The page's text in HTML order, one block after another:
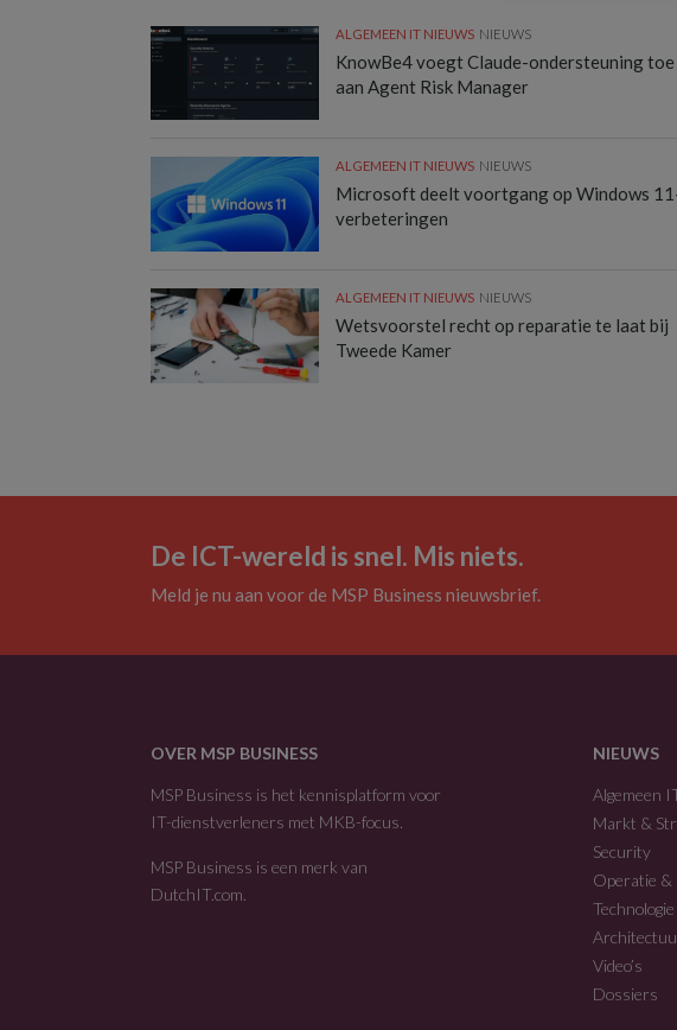
ALGEMEEN IT NIEUWS NIEUWS
KnowBe4 voegt Claude-ondersteuning toe
aan Agent Risk Manager
ALGEMEEN IT NIEUWS NIEUWS
Microsoft deelt voortgang op Windows
verbeteringen
ALGEMEEN IT NIEUWS NIEUWS
Wetsvoorstel recht op reparatie te laat bij
Tweede Kamer
De ICT-wereld is snel. Mis niets.
Meld je nu aan voor de MSP Business nieuwsbrief.
OVER MSP BUSINESS
MSP Business is het kennisplatform voor
IT-dienstverleners met MKB-focus.
MSP Business is een merk van
DutchIT.com
NIEUWS
Algemeen
Markt &
Security
Operatie &
Video’s
Dossiers